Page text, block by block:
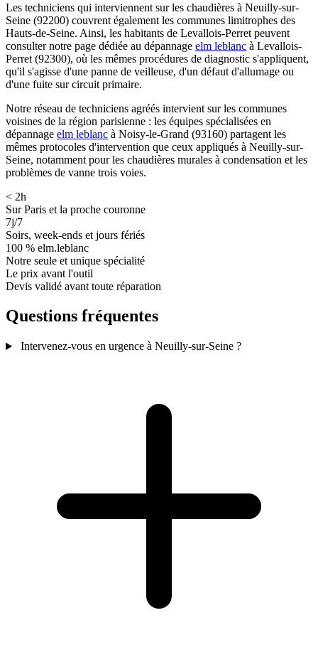
Les techniciens qui interviennent sur les chaudières à Neuilly-sur-
Seine (92200) couvrent également les communes limitrophes des
Hauts-de-Seine. Ainsi, les habitants de Levallois-Perret peuvent
consulter notre page dédiée au dépannage elm leblanc à Levallois-
Perret (92300), où les mêmes procédures de diagnostic s'appliquent,
qu'il s'agisse d'une panne de veilleuse, d'un défaut d'allumage ou
d'une fuite sur circuit primaire.
Notre réseau de techniciens agréés intervient sur les communes
voisines de la région parisienne : les équipes spécialisées en
dépannage elm leblanc à Noisy-le-Grand (93160) partagent les
mêmes protocoles d'intervention que ceux appliqués à Neuilly-sur-
Seine, notamment pour les chaudières murales à condensation et les
problèmes de vanne trois voies.
< 2h
Sur Paris et la proche couronne
7j/7
Soirs, week-ends et jours fériés
100 % elm.leblanc
Notre seule et unique spécialité
Le prix avant l'outil
Devis validé avant toute réparation
Questions fréquentes
Intervenez-vous en urgence à Neuilly-sur-Seine ?